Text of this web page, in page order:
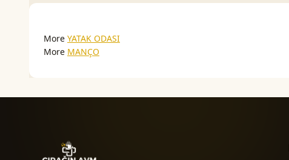
More YATAK ODASI
More MANÇO